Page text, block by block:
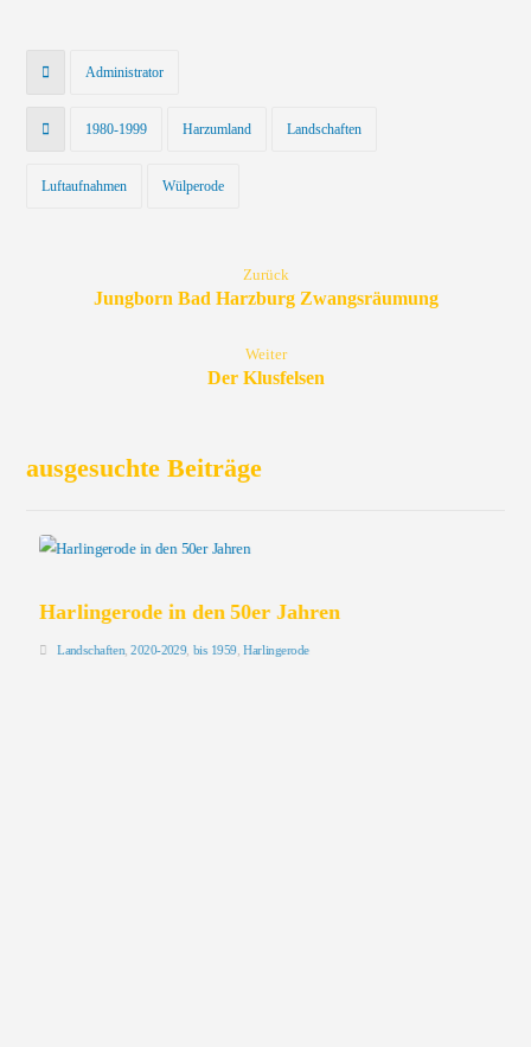
Administrator
1980-1999 Harzumland Landschaften
Luftaufnahmen Wülperode
Zurück
Jungborn Bad Harzburg Zwangsräumung
Weiter
Der Klusfelsen
ausgesuchte Beiträge
Harlingerode in den 50er Jahren
Landschaften ,2020-2029,bis 1959 ,Harlingerode